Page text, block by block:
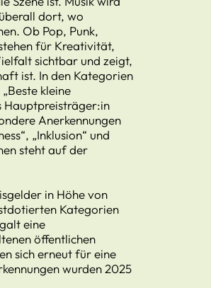
dort, wo
Ob Pop, Punk,
für Kreativität,
sichtbar und zeigt,
ist. In den Kategorien
kleine
Hauptpreisträger:in
Anerkennungen
„Inklusion“ und
steht auf der
in Höhe von
Kategorien
eine
öffentlichen
sich erneut für eine
wurden 2025